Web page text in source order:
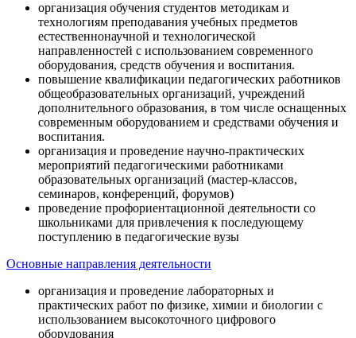
организация обучения студентов методикам и
технологиям преподавания учебных предметов
естественнонаучной и технологической
направленностей с использованием современного
оборудования, средств обучения и воспитания.
повышение квалификации педагогических работников
общеобразовательных организаций, учреждений
дополнительного образования, в том числе оснащенных
современным оборудованием и средствами обучения и
воспитания.
организация и проведение научно-практических
мероприятий педагогическими работниками
образовательных организаций (мастер-классов,
семинаров, конференций, форумов)
проведение профориентационной деятельности со
школьниками для привлечения к последующему
поступлению в педагогические вузы
Основные направления деятельности
организация и проведение лабораторных и
практических работ по физике, химии и биологии с
использованием высокоточного цифрового
оборудования